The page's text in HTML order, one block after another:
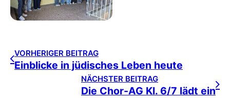
VORHERIGER BEITRAG
Einblicke in jüdisches Leben heute
NÄCHSTER BEITRAG
Die Chor-AG Kl. 6/7 lädt ein